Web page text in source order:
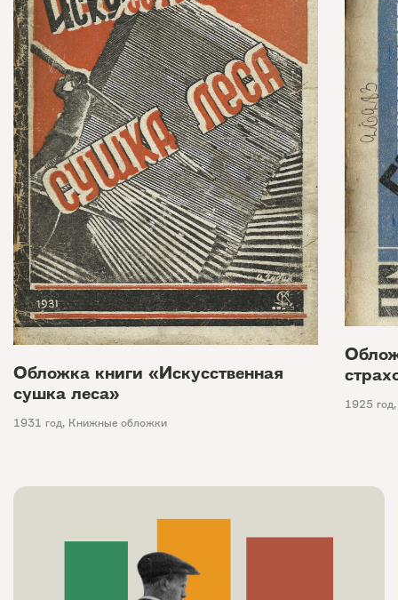
Обложка книги «Искусственная
сушка леса»
1931 год, Книжные обложки
1925 год